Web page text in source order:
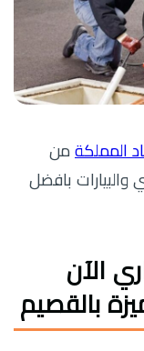
المملكة من
بافضل
الآن
بالقصيم